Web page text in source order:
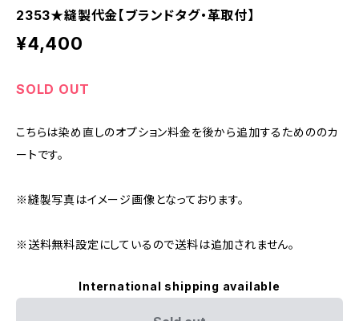
2353★縫製代金【ブランドタグ・革取付】
¥4,400
SOLD OUT
こちらは染め直しのオプション料金を後から追加するためののカ
ートです。
※縫製写真はイメージ画像となっております。
※送料無料設定にしているので送料は追加されません。
International shipping available